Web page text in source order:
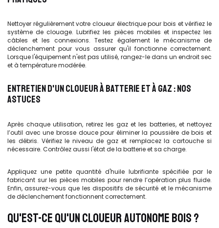
Nettoyer régulièrement votre cloueur électrique pour bois et vérifiez le
système de clouage. Lubrifiez les pièces mobiles et inspectez les
câbles et les connexions. Testez également le mécanisme de
déclenchement pour vous assurer qu'il fonctionne correctement.
Lorsque l'équipement n'est pas utilisé, rangez-le dans un endroit sec
et à température modérée.
ENTRETIEN D'UN CLOUEUR À BATTERIE ET À GAZ : NOS
ASTUCES
Après chaque utilisation, retirez les gaz et les batteries, et nettoyez
l’outil avec une brosse douce pour éliminer la poussière de bois et
les débris. Vérifiez le niveau de gaz et remplacez la cartouche si
nécessaire. Contrôlez aussi l'état de la batterie et sa charge.
Appliquez une petite quantité d'huile lubrifiante spécifiée par le
fabricant sur les pièces mobiles pour rendre l’opération plus fluide.
Enfin, assurez-vous que les dispositifs de sécurité et le mécanisme
de déclenchement fonctionnent correctement.
QU'EST-CE QU'UN CLOUEUR AUTONOME BOIS ?